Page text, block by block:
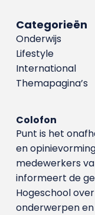
Categorieën
Onderwijs
Lifestyle
International
Themapagina’s
Colofon
Punt is het
en
medewerkers
informeert de
Hogeschool
onderwerpen